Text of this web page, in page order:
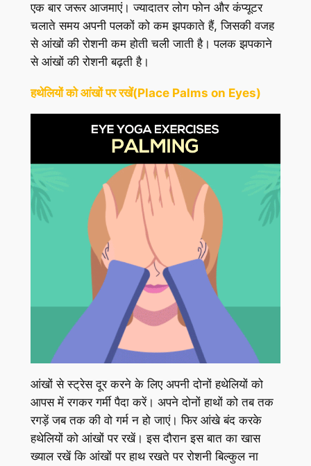
एक बार जरूर आजमाएं। ज्यादातर लोग फोन और कंप्यूटर
चलाते समय अपनी पलकों को कम झपकाते हैं, जिसकी वजह
से आंखों की रोशनी कम होती चली जाती है। पलक झपकाने
से आंखों की रोशनी बढ़ती है।
हथेलियों को आंखों पर रखें(Place Palms on Eyes)
आंखों से स्ट्रेस दूर करने के लिए अपनी दोनों हथेलियों को
आपस में रगकर गर्मी पैदा करें। अपने दोनों हाथों को तब तक
रगड़ें जब तक की वो गर्म न हो जाएं। फिर आंखे बंद करके
हथेलियों को आंखों पर रखें। इस दौरान इस बात का खास
ख्याल रखें कि आंखों पर हाथ रखते पर रोशनी बिल्कुल ना